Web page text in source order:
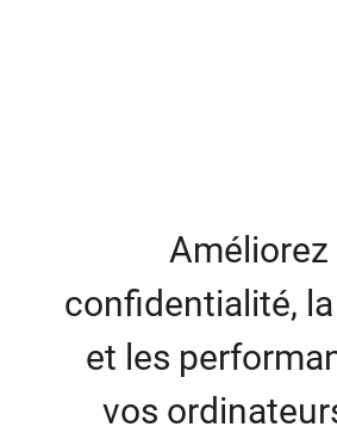
Améliorez
confidentialité,
et les
vos